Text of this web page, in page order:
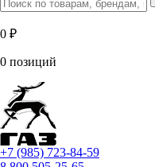
0 ₽
0 позиций
+7 (985) 723-84-59